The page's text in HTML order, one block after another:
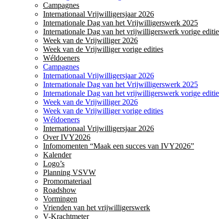
Campagnes
Internationaal Vrijwilligersjaar 2026
Internationale Dag van het Vrijwilligerswerk 2025
Internationale Dag van het vrijwilligerswerk vorige
Week van de Vrijwilliger 2026
Week van de Vrijwilliger vorige edities
Wéldoeners
Campagnes
Internationaal Vrijwilligersjaar 2026
Internationale Dag van het Vrijwilligerswerk 2025
Internationale Dag van het vrijwilligerswerk vorige
Week van de Vrijwilliger 2026
Week van de Vrijwilliger vorige edities
Wéldoeners
Internationaal Vrijwilligersjaar 2026
Over IVY2026
Infomomenten “Maak een succes van IVY2026”
Kalender
Logo’s
Planning VSVW
Promomateriaal
Roadshow
Vormingen
Vrienden van het vrijwilligerswerk
V-Krachtmeter